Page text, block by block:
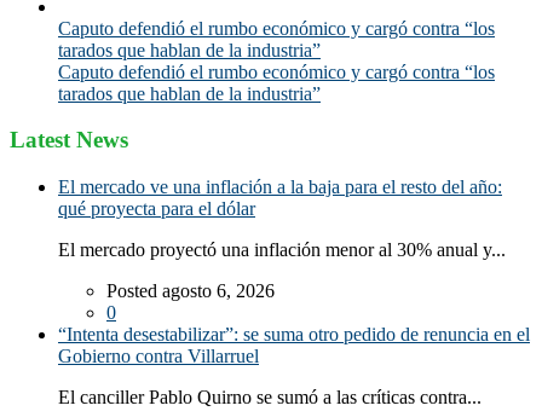
Caputo defendió el rumbo económico y cargó contra “los
tarados que hablan de la industria”
Caputo defendió el rumbo económico y cargó contra “los
tarados que hablan de la industria”
Latest News
El mercado ve una inflación a la baja para el resto del año:
qué proyecta para el dólar
El mercado proyectó una inflación menor al 30% anual y...
Posted agosto 6, 2026
0
“Intenta desestabilizar”: se suma otro pedido de renuncia en el
Gobierno contra Villarruel
El canciller Pablo Quirno se sumó a las críticas contra...